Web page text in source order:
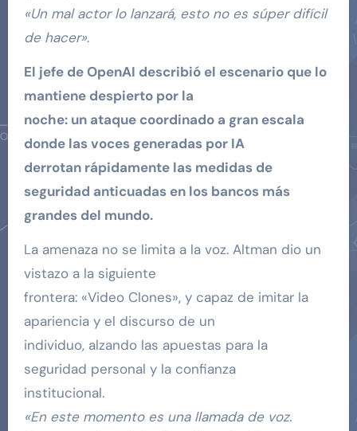
«Un mal actor lo lanzará, esto no es súper difícil
de hacer».
El jefe de OpenAI describió el escenario que lo
mantiene despierto por la
noche: un ataque coordinado a gran escala
donde las voces generadas por IA
derrotan rápidamente las medidas de
seguridad anticuadas en los bancos más
grandes del mundo.
La amenaza no se limita a la voz. Altman dio un
vistazo a la siguiente
frontera: «Video Clones», y capaz de imitar la
apariencia y el discurso de un
individuo, alzando las apuestas para la
seguridad personal y la confianza
institucional.
«En este momento es una llamada de voz.